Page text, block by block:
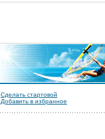
Сделать стартовой
Добавить в избранное